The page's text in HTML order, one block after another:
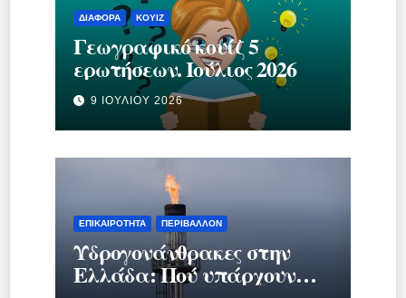
ΔΙΆΦΟΡΑ ΚΟΥΊΖ
Γεωγραφικό κουίζ 5
ερωτήσεων. Ιούλιος 2026
9 ΙΟΥΛΊΟΥ 2026
ΕΠΙΚΑΙΡΌΤΗΤΑ ΠΕΡΙΒΆΛΛΟΝ
Υδρογονάνθρακες στην
Ελλάδα: Πού υπάρχουν